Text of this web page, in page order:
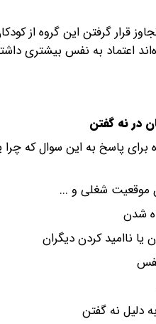
قرار گرفتن این گروه از
اعتماد به نفس بیشتری
در نه گفتن
پاسخ به این سوال که چرا
شغلی و ...
شدن
ناامید کردن دیگران
دلیل نه گفتن